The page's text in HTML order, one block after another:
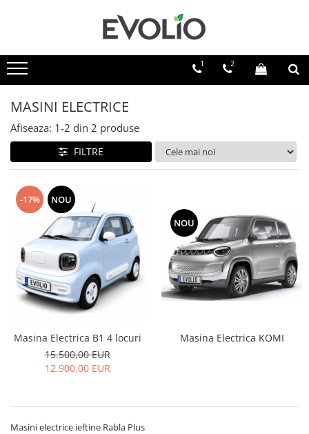
1 2
MASINI ELECTRICE
Afiseaza: 1-2 din 2 produse
FILTRE
-17% NOU
Masina Electrica B1 4 locuri
15.500,00 EUR
12.900,00 EUR
NOU
Masina Electrica KOMI
Masini electrice ieftine Rabla Plus